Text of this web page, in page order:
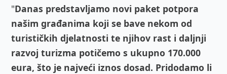
"Danas predstavljamo novi paket potpora
našim građanima koji se bave nekom od
turističkih djelatnosti te njihov rast i daljnji
razvoj turizma potičemo s ukupno 170.000
eura, što je najveći iznos dosad. Pridodamo li